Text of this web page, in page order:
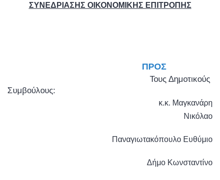
ΣΥΝΕΔΡΙΑΣΗΣ ΟΙΚΟΝΟΜΙΚΗΣ ΕΠΙΤΡΟΠΗΣ
ΠΡΟΣ
Τους Δημοτικούς
Συμβούλους:
κ.κ. Μαγκανάρη
Νικόλαο
Παναγιωτακόπουλο Ευθύμιο
Δήμο Κωνσταντίνο